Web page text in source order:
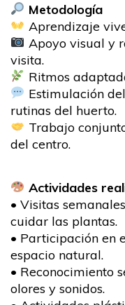
Metodología
Aprendizaje
Apoyo visual y
visita.
Ritmos
Estimulación
rutinas del huerto.
Trabajo
del centro.
Actividades
• Visitas
cuidar las plantas.
• Participación en
espacio natural.
• Reconocimiento
olores y sonidos.